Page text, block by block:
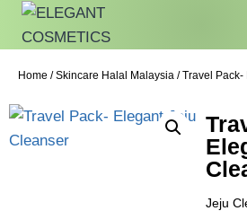
Home /Skincare Halal Malaysia / Travel
Jeju